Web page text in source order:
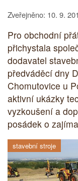
Zveřejněno: 10. 9.
Pro obchodní
přichystala
dodavatel
předváděcí dny
Chomutovice u
aktivní ukázky
vyzkoušení a
posádek o
stavební stroje